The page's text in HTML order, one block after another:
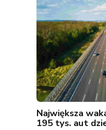
Największa
195 tys. aut